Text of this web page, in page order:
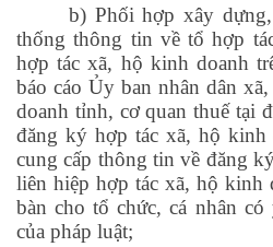
b) Phối hợp xây
thống thông tin về tổ hợp
hợp tác xã, hộ kinh doanh
báo cáo Ủy ban nhân dân
doanh tỉnh, cơ quan thuế tại
đăng ký hợp tác xã, hộ kinh
cung cấp thông tin về đăng
liên hiệp hợp tác xã, hộ kinh
bàn cho tổ chức, cá nhân
của pháp luật;